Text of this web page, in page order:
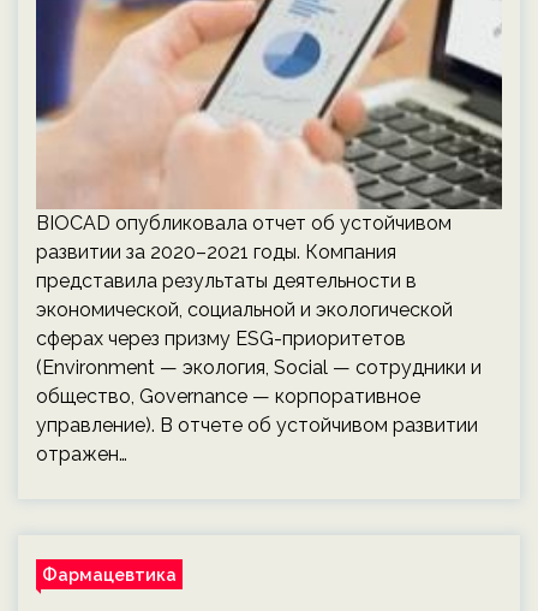
BIOCAD опубликовала отчет об устойчивом
развитии за 2020–2021 годы. Компания
представила результаты деятельности в
экономической, социальной и экологической
сферах через призму ESG-приоритетов
(Environment — экология, Social — сотрудники и
общество, Governance — корпоративное
управление). В отчете об устойчивом развитии
отражен…
Фармацевтика